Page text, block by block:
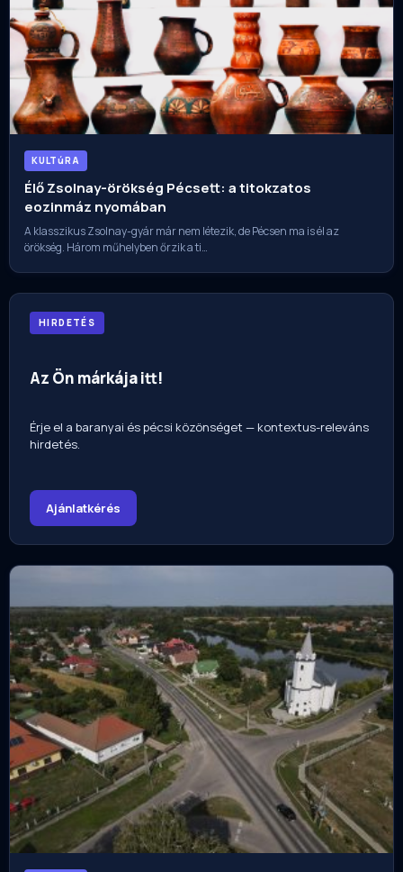
KULTúRA
Élő Zsolnay-örökség Pécsett: a titokzatos
eozinmáz nyomában
A klasszikus Zsolnay-gyár már nem létezik, de Pécsen ma is él az
örökség. Három műhelyben őrzik a ti…
HIRDETÉS
Az Ön márkája itt!
Érje el a baranyai és pécsi közönséget — kontextus-releváns
hirdetés.
Ajánlatkérés